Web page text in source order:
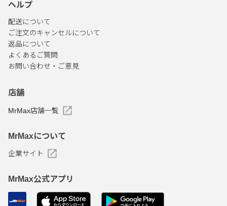
ヘルプ
配送について
ご注文のキャンセルについて
返品について
よくあるご質問
お問い合わせ・ご意見
店舗
MrMax店舗一覧
MrMaxについて
企業サイト
MrMax公式アプリ